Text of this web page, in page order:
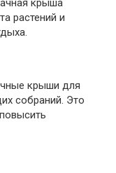
растений и
крыши для
собраний. Это